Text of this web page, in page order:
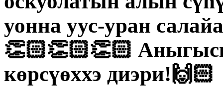
уонна уус-уран
👏🏻👏🏻👏🏻
көрсүөххэ диэри!🙌🏻